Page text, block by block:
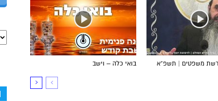
בואי כלה – וישב משפטים | תשפ”א